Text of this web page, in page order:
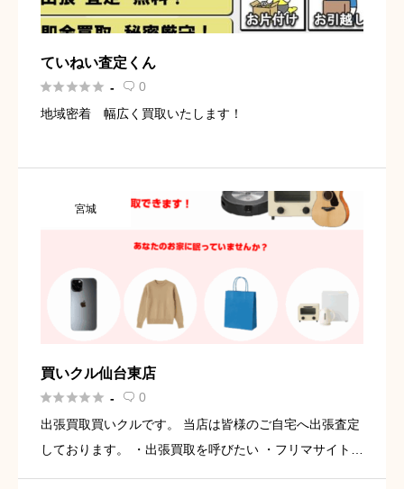
ていねい査定くん
 -  0
地域密着 幅広く買取いたします！
宮城
買いクル仙台東店
 -  0
出張買取買いクルです。 当店は皆様のご自宅へ出張査定
しております。 ・出張買取を呼びたい ・フリマサイトで